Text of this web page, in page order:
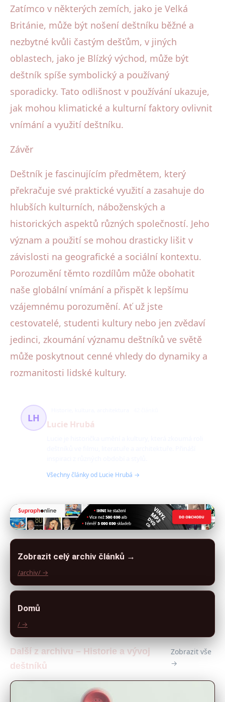
Zatímco v některých zemích, jako je Velká
Británie, může být nošení deštníku běžné a
nezbytné kvůli častým dešťům, v jiných
oblastech, jako je Blízký východ, může být
deštník spíše symbolický a používaný
sporadicky. Tato odlišnost v používání ukazuje,
jak mohou klimatické a kulturní faktory ovlivnit
vnímání a využití deštníku.
Závěr
Deštník je fascinujícím předmětem, který
překračuje své praktické využití a zasahuje do
hlubších kulturních, náboženských a
historických aspektů různých společností. Jeho
význam a použití se mohou drasticky lišit v
závislosti na geografické a sociální kontextu.
Porozumění těmto rozdílům může obohatit
naše globální vnímání a přispět k lepšímu
vzájemnému porozumění. Ať už jste
cestovatelé, studenti kultury nebo jen zvědaví
jedinci, zkoumání významu deštníků ve světě
může poskytnout cenné vhledy do dynamiky a
rozmanitosti lidské kultury.
LH
Lucie Hrubá
Všechny články od Lucie Hrubá →
Zobrazit celý archiv článků →
/archiv/ →
Domů
/ →
Další z archivu – Historie a vývoj
deštníků
Zobrazit vše
→